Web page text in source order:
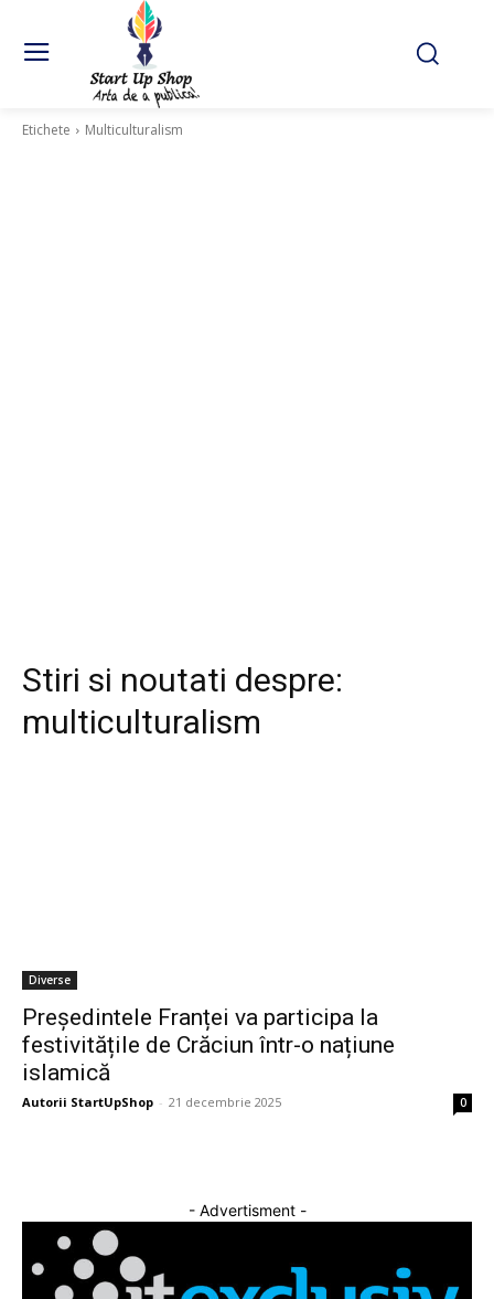
Etichete Multiculturalism
Stiri si noutati despre:
multiculturalism
Diverse
Președintele Franței va participa la
festivitățile de Crăciun într-o națiune
islamică
Autorii StartUpShop - 21 decembrie 2025 0
- Advertisment -